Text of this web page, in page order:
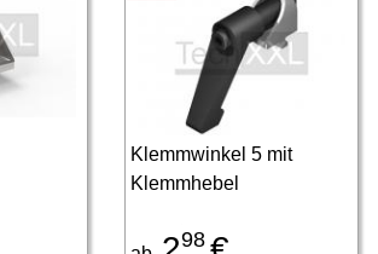
Klemmwinkel 5 mit
Klemmhebel
98